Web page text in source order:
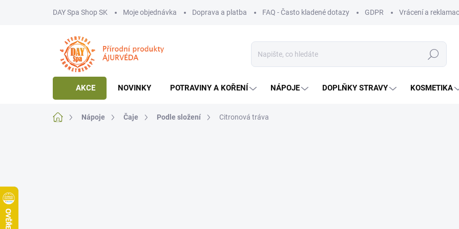
DAY Spa Shop SK Moje objednávka Doprava a platba FAQ - Často kladené dotazy GDPR Vrácení a
Hledat
AKCE NOVINKY POTRAVINY A KOŘENÍ NÁPOJE DOPLŇKY STRAVY KOSMETIKA
Domů Nápoje Čaje Podle složení Citronová tráva